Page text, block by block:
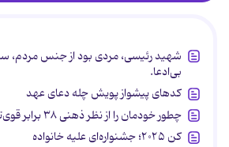
شهید رئیسی، مردی بود از جنس مردم،
بی‌ادعا.
کدهای پیشواز پویش چله دعای عهد
چطور خودمان را از نظر ذهنی ۳۸ برابر قوی‌تر کنیم؟
کن ۲۰۲۵؛ جشنواره‌ای علیه خانواده